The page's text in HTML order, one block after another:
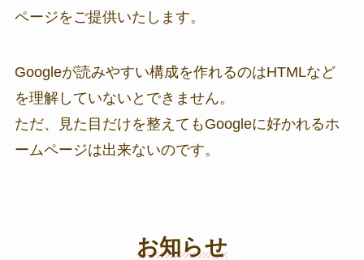
ページをご提供いたします。
Googleが読みやすい構成を作れるのはHTMLなど
を理解していないとできません。
ただ、見た目だけを整えてもGoogleに好かれるホ
ームページは出来ないのです。
お知らせ